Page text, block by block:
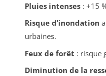
Pluies intenses: +15
Risque d’inondation
urbaines.
Feux de forêt : risque
Diminution de la